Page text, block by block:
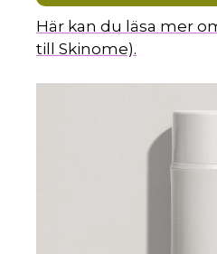
Här kan du läsa mer
till Skinome).